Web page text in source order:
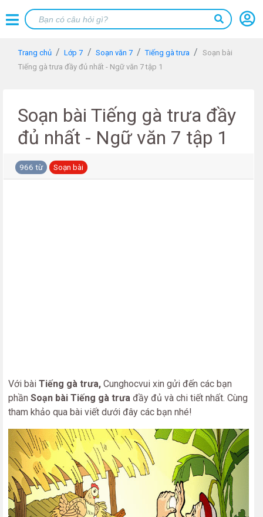
Trang chủ Lớp 7 Soạn văn 7 Tiếng gà trưa
Soạn bài
Tiếng gà trưa đầy đủ nhất - Ngữ văn 7 tập 1
Soạn bài Tiếng gà trưa đầy
đủ nhất - Ngữ văn 7 tập 1
966 từ Soạn bài
Với bài Tiếng gà trưa, Cunghocvui xin gửi đến các bạn
phần Soạn bài Tiếng gà trưa đầy đủ và chi tiết nhất. Cùng
tham khảo qua bài viết dưới đây các bạn nhé!